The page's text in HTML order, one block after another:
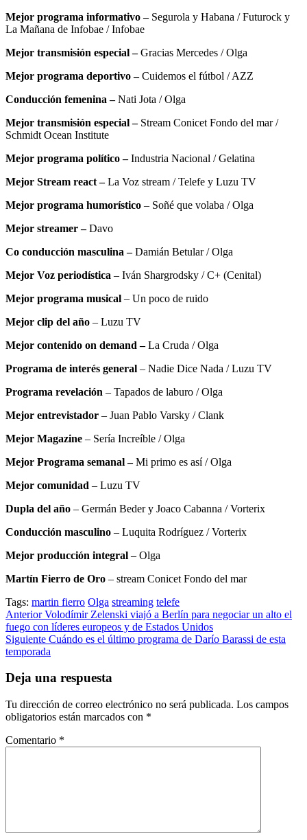
Mejor programa informativo – Segurola y Habana / Futurock y
La Mañana de Infobae / Infobae
Mejor transmisión especial –Gracias Mercedes / Olga
Mejor programa deportivo –Cuidemos el fútbol / AZZ
Conducción femenina –Nati Jota / Olga
Mejor transmisión especial – Stream Conicet Fondo del mar /
Schmidt Ocean Institute
Mejor programa político –Industria Nacional / Gelatina
Mejor Stream react –La Voz stream / Telefe y Luzu TV
Mejor programa humorístico – Soñé que volaba / Olga
Mejor streamer –Davo
Co conducción masculina –Damián Betular / Olga
Mejor Voz periodística – Iván Shargrodsky / C+ (Cenital)
Mejor programa musical – Un poco de ruido
Mejor clip del año – Luzu TV
Mejor contenido on demand –La Cruda / Olga
Programa de interés general – Nadie Dice Nada / Luzu TV
Programa revelación – Tapados de laburo / Olga
Mejor entrevistador – Juan Pablo Varsky / Clank
Mejor Magazine – Sería Increíble / Olga
Mejor Programa semanal –Mi primo es así / Olga
Mejor comunidad – Luzu TV
Dupla del año – Germán Beder y Joaco Cabanna / Vorterix
Conducción masculino – Luquita Rodríguez / Vorterix
Mejor producción integral – Olga
Martín Fierro de Oro – stream Conicet Fondo del mar
Tags: martin fierro Olga streaming telefe
Post
navigation
AnteriorVolodímir Zelenski viajó a Berlín para negociar un alto el
fuego con líderes europeos y de Estados Unidos
Siguiente Cuándo es el último programa de Darío Barassi de esta
temporada
Deja una respuesta
Tu dirección de correo electrónico no será publicada. Los campos
obligatorios están marcados con *
Comentario *